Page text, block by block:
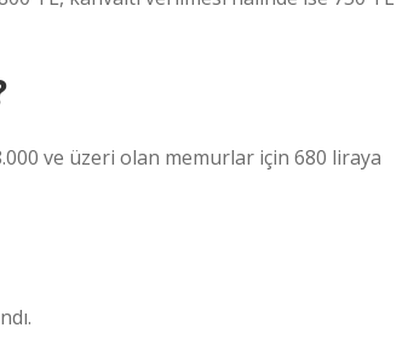
ve üzeri olan memurlar için 680 liraya